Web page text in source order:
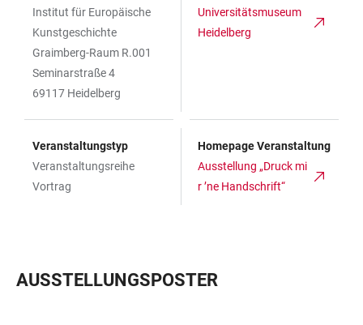
Institut für Europäische
Kunstgeschichte
Graimberg-Raum R.001
Seminarstraße 4
69117 Heidelberg
Universitätsmuseum
Heidelberg
Veranstaltungstyp
Veranstaltungsreihe
Vortrag
Homepage Veranstaltung
Ausstellung „Druck mi
r ’ne Handschrift“
AUSSTELLUNGSPOSTER